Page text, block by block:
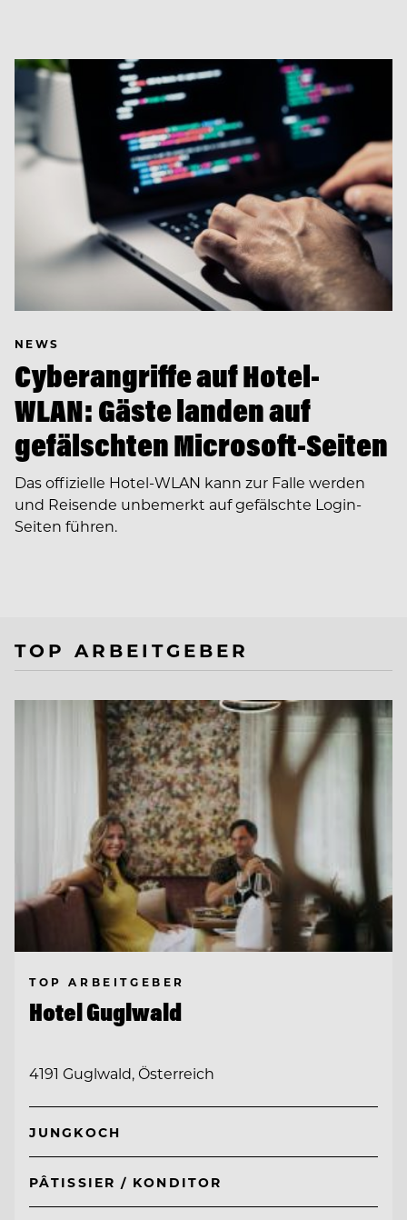
NEWS
Cyberangriffe auf Hotel-
WLAN: Gäste landen auf
gefälschten Microsoft-Seiten
Das offizielle Hotel-WLAN kann zur Falle werden
und Reisende unbemerkt auf gefälschte Login-
Seiten führen.
TOP ARBEITGEBER
TOP ARBEITGEBER
Hotel Guglwald
4191 Guglwald, Österreich
JUNGKOCH
PÂTISSIER / KONDITOR